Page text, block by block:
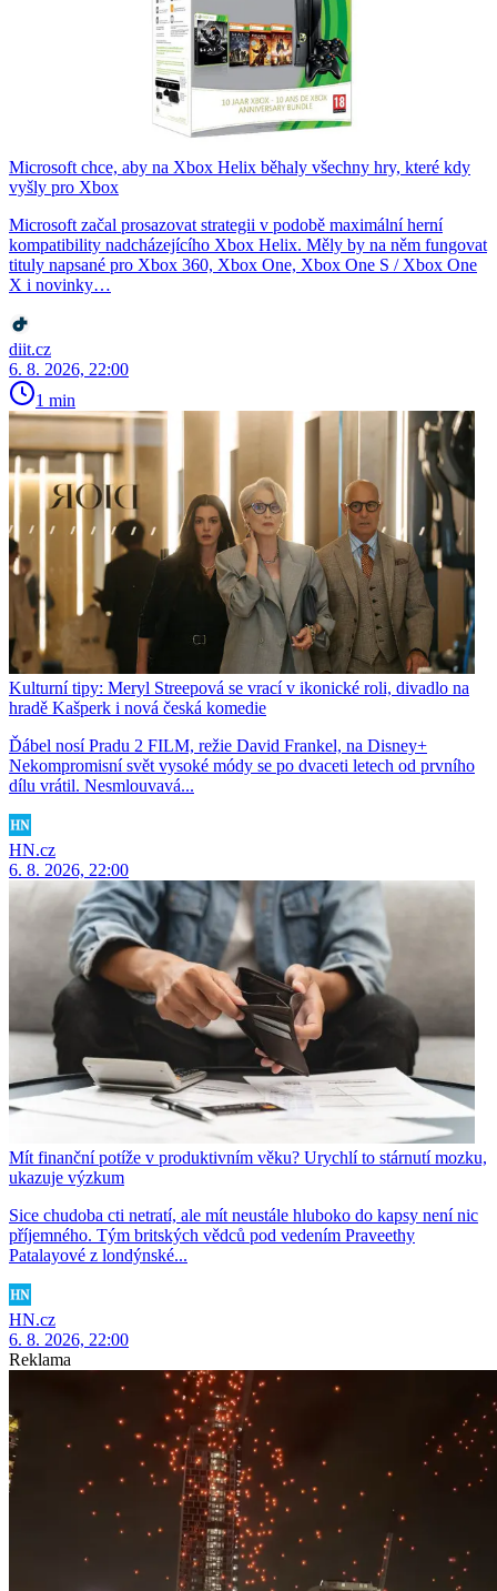
Microsoft chce, aby na Xbox Helix běhaly všechny hry, které kdy
vyšly pro Xbox
Microsoft začal prosazovat strategii v podobě maximální herní
kompatibility nadcházejícího Xbox Helix. Měly by na něm fungovat
tituly napsané pro Xbox 360, Xbox One, Xbox One S / Xbox One
X i novinky…
diit.cz
6. 8. 2026, 22:00
1 min
Kulturní tipy: Meryl Streepová se vrací v ikonické roli, divadlo na
hradě Kašperk i nová česká komedie
Ďábel nosí Pradu 2 FILM, režie David Frankel, na Disney+
Nekompromisní svět vysoké módy se po dvaceti letech od prvního
dílu vrátil. Nesmlouvavá...
HN.cz
6. 8. 2026, 22:00
Mít finanční potíže v produktivním věku? Urychlí to stárnutí mozku,
ukazuje výzkum
Sice chudoba cti netratí, ale mít neustále hluboko do kapsy není nic
příjemného. Tým britských vědců pod vedením Praveethy
Patalayové z londýnské...
HN.cz
6. 8. 2026, 22:00
Reklama